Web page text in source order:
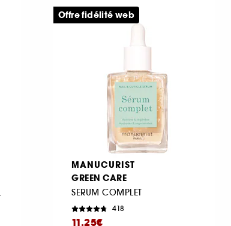
MANUCURIST
GREEN CARE
SERUM COMPLET
418
11,25€
Offre fidélité web